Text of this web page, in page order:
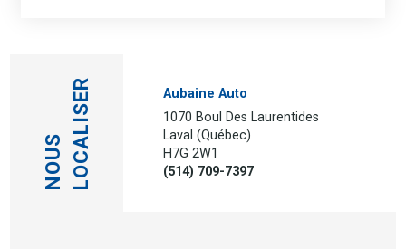
NOUS LOCALISER
Aubaine Auto
1070 Boul Des Laurentides
Laval (Québec)
H7G 2W1
(514) 709-7397